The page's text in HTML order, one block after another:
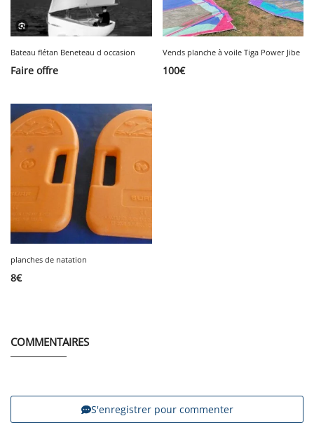
Bateau flétan Beneteau d occasion
Faire offre
Vends planche à voile Tiga Power Jibe
100€
planches de natation
8€
COMMENTAIRES
S'enregistrer pour commenter